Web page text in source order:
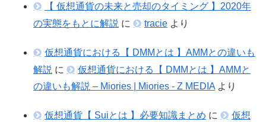
【 仮想通貨の未来と売却のタイミング 】2020年
の実態をもとに解説 に tracie より
仮想通貨における【 DMMとは 】AMMとの違いも
解説 に
仮想通貨における【 DMMとは 】AMMと
の違いも解説 – Miories | Miories - Z MEDIA より
仮想通貨【 Suiとは 】必要知識まとめ に
仮想